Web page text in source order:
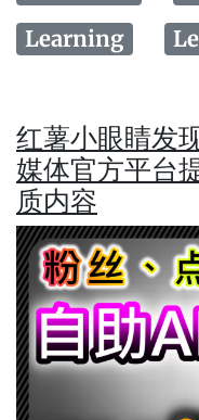
Learning
红薯小眼睛发
媒体官方平台
质内容